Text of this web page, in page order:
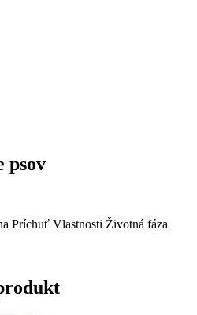
psov
Príchuť Vlastnosti Životná fáza